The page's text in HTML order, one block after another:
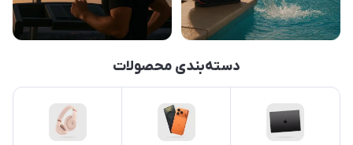
دسته‌بندی محصولات